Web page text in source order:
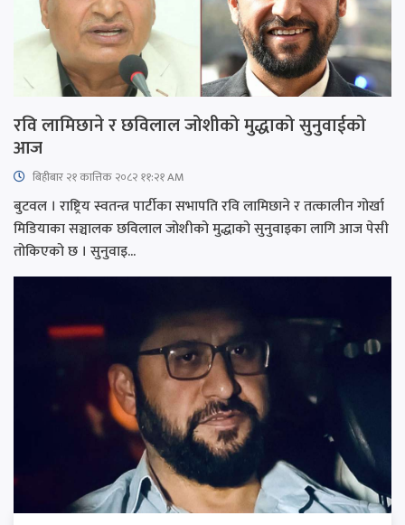
रवि लामिछाने र छविलाल जोशीको मुद्धाको सुनुवाईको
आज
बिहीबार २१ कात्तिक २०८२ ११:२१ AM
बुटवल । राष्ट्रिय स्वतन्त्र पार्टीका सभापति रवि लामिछाने र तत्कालीन गोर्खा
मिडियाका सञ्चालक छविलाल जोशीको मुद्धाको सुनुवाइका लागि आज पेसी
तोकिएको छ । सुनुवाइ...